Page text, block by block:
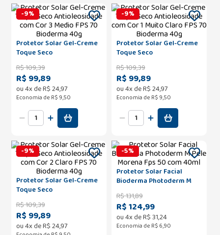
-9%
Protetor Solar Gel-Creme
Toque Seco
Antioleosidade com Cor 3
Medio FPS 70 Bioderma
40g
R$109,39
R$ 99,89
ou4x deR$24,97
Economia de R$ 9,50
-9%
Protetor Solar Gel-Creme
Toque Seco
Antioleosidade com Cor 1
Muito Claro FPS 70
Bioderma 40g
R$109,39
R$ 99,89
ou4x deR$24,97
Economia de R$ 9,50
-9%
Protetor Solar Gel-Creme
Toque Seco
Antioleosidade com Cor 2
Claro FPS 70 Bioderma 40g
R$109,39
R$ 99,89
ou4x deR$24,97
-5%
Protetor Solar Facial
Bioderma Photoderm M
Pele Morena Fps 50 com
40ml
R$131,89
R$ 124,99
ou4x deR$31,24
Economia de R$ 6,90